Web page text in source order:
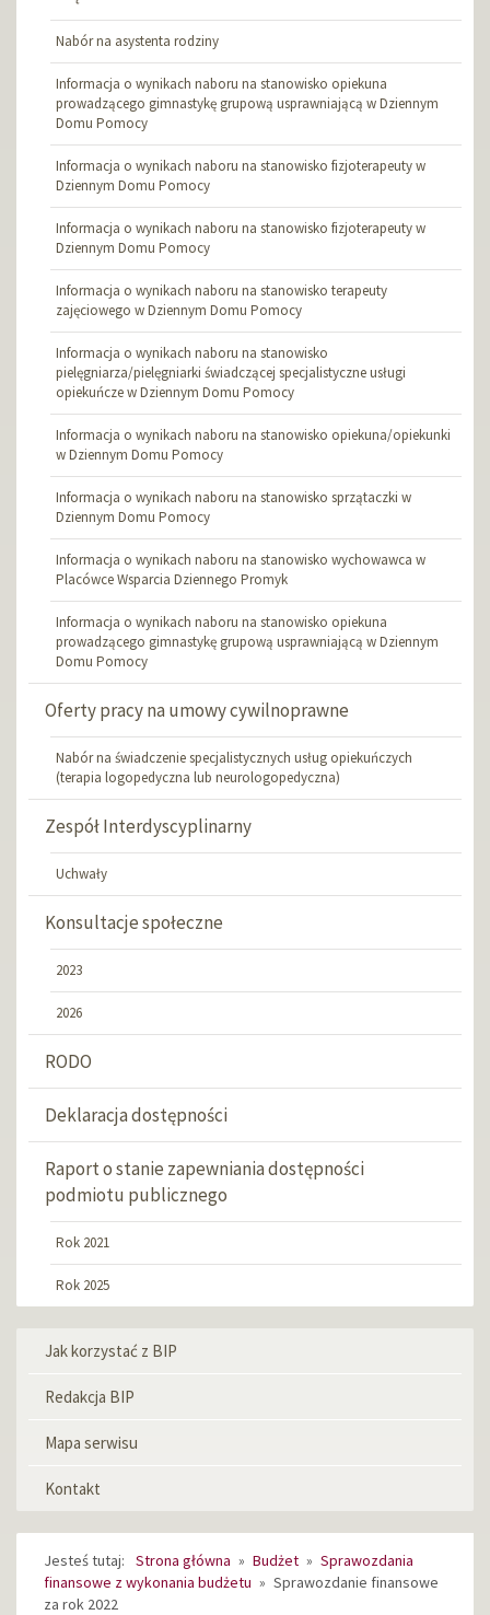
Nabór na asystenta rodziny
Informacja o wynikach naboru na stanowisko opiekuna
prowadzącego gimnastykę grupową usprawniającą w Dziennym
Domu Pomocy
Informacja o wynikach naboru na stanowisko fizjoterapeuty w
Dziennym Domu Pomocy
Informacja o wynikach naboru na stanowisko fizjoterapeuty w
Dziennym Domu Pomocy
Informacja o wynikach naboru na stanowisko terapeuty
zajęciowego w Dziennym Domu Pomocy
Informacja o wynikach naboru na stanowisko
pielęgniarza/pielęgniarki świadczącej specjalistyczne usługi
opiekuńcze w Dziennym Domu Pomocy
Informacja o wynikach naboru na stanowisko opiekuna/opiekunki
w Dziennym Domu Pomocy
Informacja o wynikach naboru na stanowisko sprzątaczki w
Dziennym Domu Pomocy
Informacja o wynikach naboru na stanowisko wychowawca w
Placówce Wsparcia Dziennego Promyk
Informacja o wynikach naboru na stanowisko opiekuna
prowadzącego gimnastykę grupową usprawniającą w Dziennym
Domu Pomocy
Oferty pracy na umowy cywilnoprawne
Nabór na świadczenie specjalistycznych usług opiekuńczych
(terapia logopedyczna lub neurologopedyczna)
Zespół Interdyscyplinarny
Uchwały
Konsultacje społeczne
2023
2026
RODO
Deklaracja dostępności
Raport o stanie zapewniania dostępności
podmiotu publicznego
Rok 2021
Rok 2025
Menu
Jak korzystać z BIP
Redakcja BIP
Mapa serwisu
Kontakt
Jesteś tutaj: Strona główna » Budżet » Sprawozdania
finansowe z wykonania budżetu » Sprawozdanie finansowe
za rok 2022